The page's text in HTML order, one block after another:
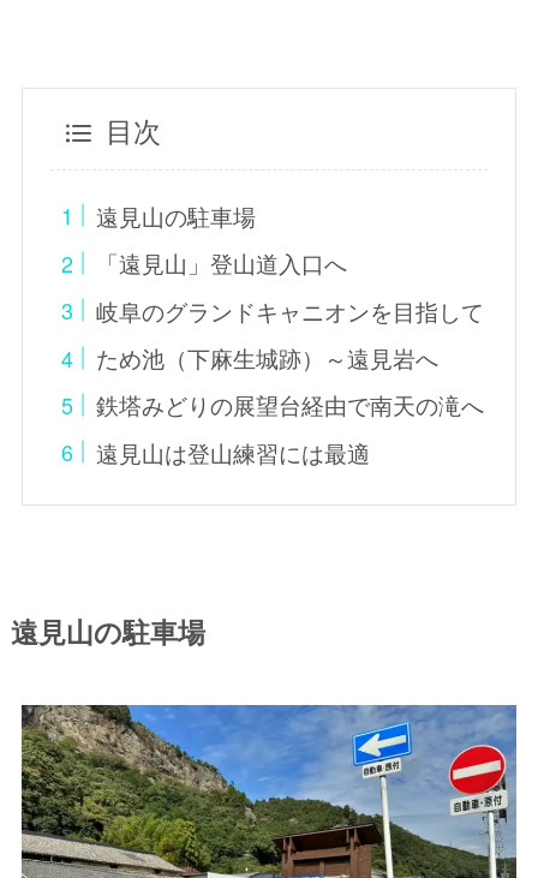
目次
遠見山の駐車場
「遠見山」登山道入口へ
岐阜のグランドキャニオンを目指して
ため池（下麻生城跡）～遠見岩へ
鉄塔みどりの展望台経由で南天の滝へ
遠見山は登山練習には最適
遠見山の駐車場